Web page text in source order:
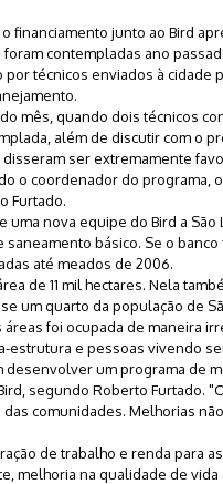
financiamento junto ao Bird
contempladas ano
técnicos enviados à cidade
mês, quando dois técnicos
além de discutir com o
ser extremamente
o coordenador do programa,
Furtado.
uma nova equipe do Bird a
básico. Se o
até meados de 2006.
de 11 mil hectares. Nela
um quarto da população de
áreas foi ocupada de maneira
estrutura e pessoas vivendo
desenvolver um programa de
segundo Roberto Furtado.
comunidades. Melhorias
de trabalho e renda para
melhoria na qualidade de